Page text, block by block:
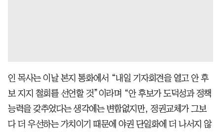
인 목사는 이날 본지 통화에서 “내일 기자회견을 열고 안 후
보 지지 철회를 선언할 것”이라며 “안 후보가 도덕성과 정책
능력을 갖추었다는 생각에는 변함없지만, 정권교체가 그보
다 더 우선하는 가치이기 때문에 야권 단일화에 더 나서지 않